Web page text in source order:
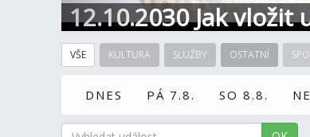
12.10.2030 Jak
VŠE KULTURA SLUŽBY OSTATNÍ
DNES PÁ 7.8. SO 8.8.